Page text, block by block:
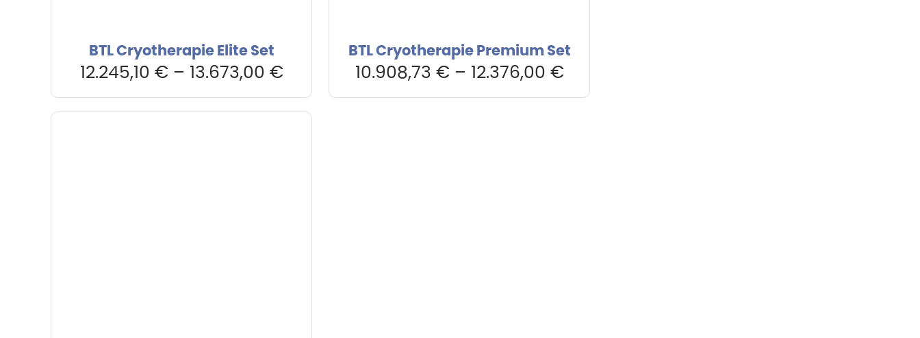
BTL Cryotherapie Elite Set
12.245,10 €– 13.673,00 €
BTL Cryotherapie Premium Set
10.908,73 €– 12.376,00 €